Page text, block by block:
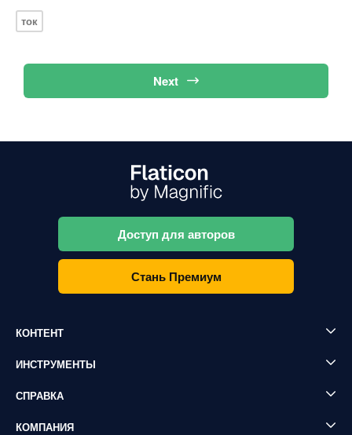
ток
Next
Доступ для авторов
Стань Премиум
КОНТЕНТ
ИНСТРУМЕНТЫ
СПРАВКА
КОМПАНИЯ